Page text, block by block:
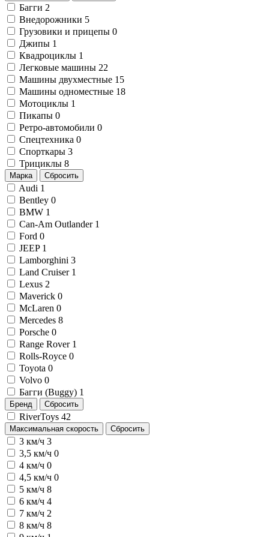
Багги 2
Внедорожники 5
Грузовики и прицепы 0
Джипы 1
Квадроциклы 1
Легковые машины 22
Машины двухместные 15
Машины одноместные 18
Мотоциклы 1
Пикапы 0
Ретро-автомобили 0
Спецтехника 0
Спорткары 3
Трициклы 8
Марка Сбросить
Audi 1
Bentley 0
BMW 1
Can-Am Outlander 1
Ford 0
JEEP 1
Lamborghini 3
Land Cruiser 1
Lexus 2
Maverick 0
McLaren 0
Mercedes 8
Porsche 0
Range Rover 1
Rolls-Royce 0
Toyota 0
Volvo 0
Багги (Buggy) 1
Бренд Сбросить
RiverToys 42
Максимальная скорость Сбросить
3 км/ч 3
3,5 км/ч 0
4 км/ч 0
4,5 км/ч 0
5 км/ч 8
6 км/ч 4
7 км/ч 2
8 км/ч 8